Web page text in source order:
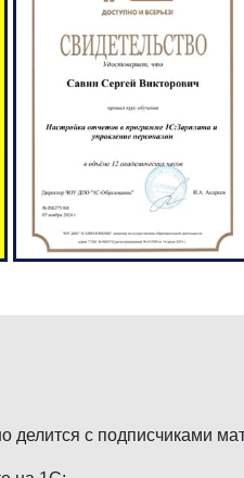
делится с подписчиками